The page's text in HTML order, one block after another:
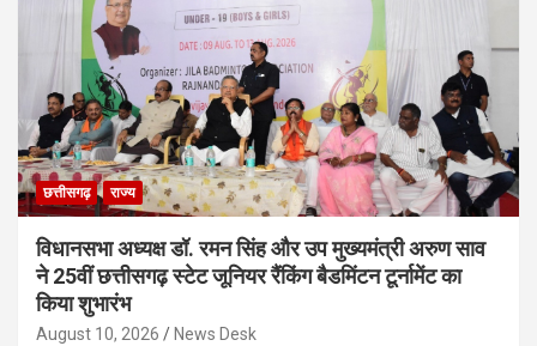
छत्तीसगढ़ राज्य
विधानसभा अध्यक्ष डॉ. रमन सिंह और उप मुख्यमंत्री अरुण साव
ने 25वीं छत्तीसगढ़ स्टेट जूनियर रैंकिंग बैडमिंटन टूर्नामेंट का
किया शुभारंभ
August 10, 2026 News Desk